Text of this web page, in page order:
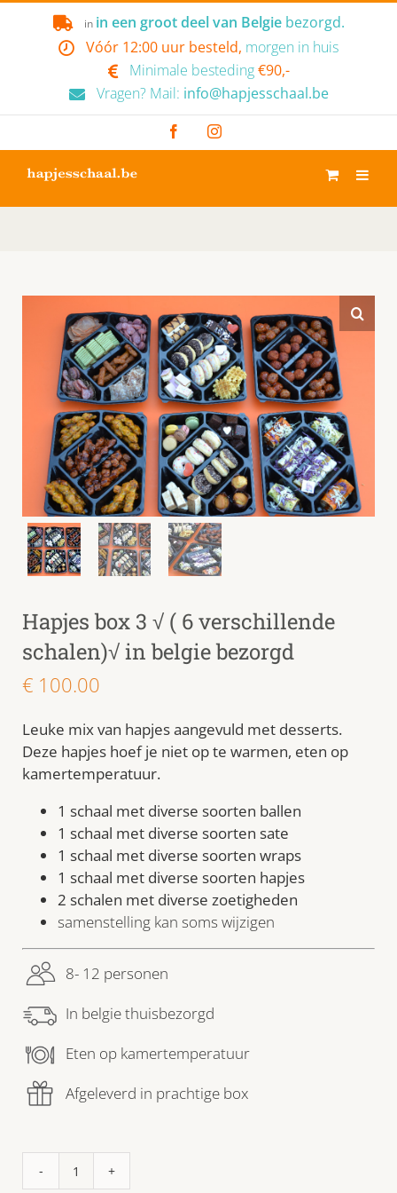
in in een groot deel van Belgie bezorgd.
Vóór 12:00 uur besteld, morgen in huis
Minimale besteding€90,-
Vragen? Mail: info@hapjesschaal.be
FacebookInstagram
Hapjes box 3 √ ( 6 verschillende
schalen)√ in belgie bezorgd
€ 100.00
Leuke mix van hapjes aangevuld met desserts.
Deze hapjes hoef je niet op te warmen, eten op
kamertemperatuur.
1 schaal met diverse soorten ballen
1 schaal met diverse soorten sate
1 schaal met diverse soorten wraps
1 schaal met diverse soorten hapjes
2 schalen met diverse zoetigheden
samenstelling kan soms wijzigen
8- 12 personen
In belgie thuisbezorgd
Eten op kamertemperatuur
Afgeleverd in prachtige box
Hapjes